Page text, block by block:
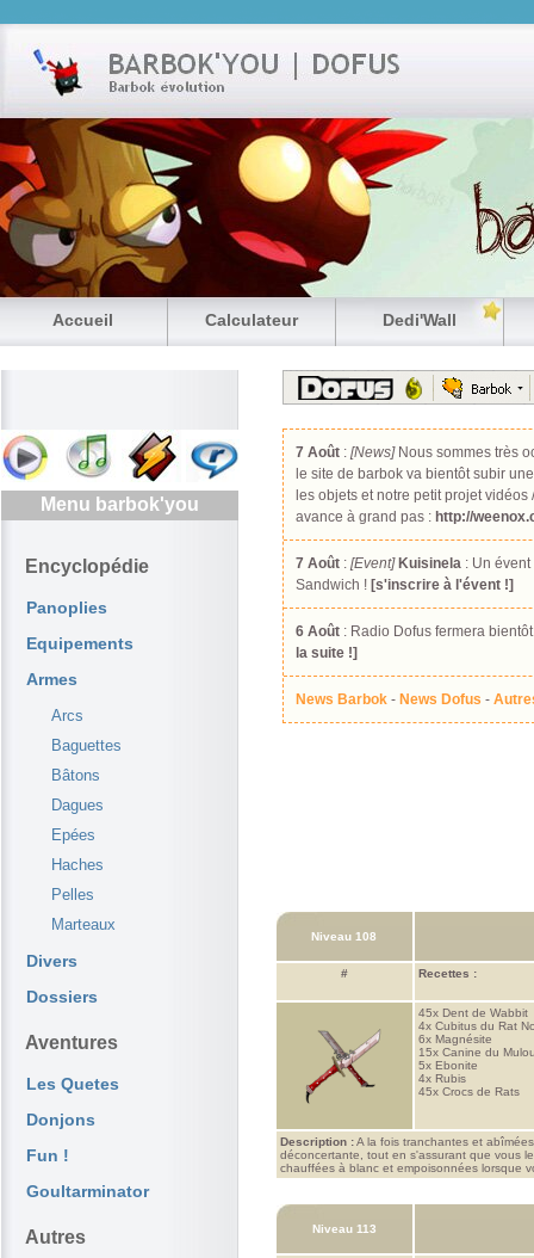
Accueil Calculateur Dedi'Wall
Menu barbok'you
Encyclopédie
Panoplies
Equipements
Armes
Arcs
Baguettes
Bâtons
Dagues
Epées
Haches
Pelles
Marteaux
Divers
Dossiers
Aventures
Les Quetes
Donjons
Fun !
Goultarminator
Autres
7 Août : [News]Nous sommes très
le site de barbok va bientôt subir
les objets et notre petit projet
avance à grand pas : http://
7 Août : [Event] Kuisinela : Un
Sandwich ! [s'inscrire à l'évent !]
6 Août : Radio Dofus fermera
la suite !]
News Barbok - News Dofus -
Niveau 108
# Recettes :
45x Dent de Wabbit
4x Cubitus du Rat
6x Magnésite
15x Canine du
5x Ebonite
4x Rubis
45x Crocs de Rats
Description :A la fois tranchantes et
déconcertante, tout en s'assurant que vous
chauffées à blanc et empoisonnées lorsque
Niveau 113